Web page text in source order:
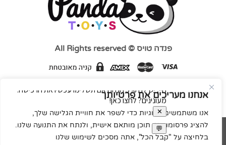
אנחנו מעריכים את פרטיותך
אנו משתמשים בעוגיות כדי לשפר את חוויית הגלישה שלך,
להציג פרסומות או תוכן מותאם אישית, ולנתח את התנועה שלנו.
בלחיצה על "קבל הכל", אתה מסכים לשימוש שלנו
פנדה טויס © All Rights reserved
Visa
MasterCard